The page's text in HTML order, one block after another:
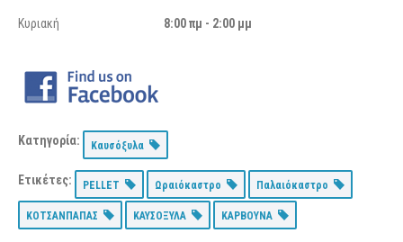
Κυριακή 8:00 πμ - 2:00 μμ
Κατηγορία: Καυσόξυλα
Ετικέτες: PELLET Ωραιόκαστρο Παλαιόκαστρο
ΚΟΤΣΑΝΠΑΠΑΣ ΚΑΥΣΟΞΥΛΑ ΚΑΡΒΟΥΝΑ